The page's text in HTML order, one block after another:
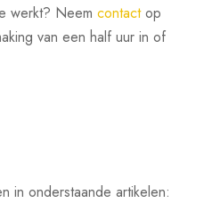
werkt? Neem contactop
van een half uur in of
in onderstaande artikelen: